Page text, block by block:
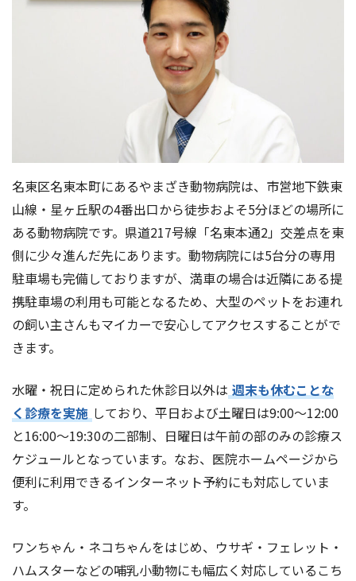
名東区名東本町にあるやまざき動物病院は、市営地下鉄東
山線・星ヶ丘駅の4番出口から徒歩およそ5分ほどの場所に
ある動物病院です。県道217号線「名東本通2」交差点を東
側に少々進んだ先にあります。動物病院には5台分の専用
駐車場も完備しておりますが、満車の場合は近隣にある提
携駐車場の利用も可能となるため、大型のペットをお連れ
の飼い主さんもマイカーで安心してアクセスすることがで
きます。
水曜・祝日に定められた休診日以外は 週末も休むことな
く診療を実施 しており、平日および土曜日は9:00～12:00
と16:00～19:30の二部制、日曜日は午前の部のみの診療ス
ケジュールとなっています。なお、医院ホームページから
便利に利用できるインターネット予約にも対応していま
す。
ワンちゃん・ネコちゃんをはじめ、ウサギ・フェレット・
ハムスターなどの哺乳小動物にも幅広く対応しているこち